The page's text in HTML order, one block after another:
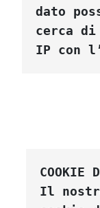
dato
cerca
IP con
COOKIE
Il